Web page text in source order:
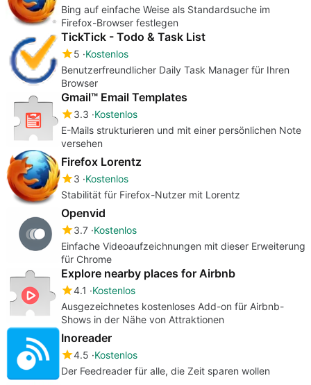
Bing auf einfache Weise als Standardsuche im
Firefox-Browser festlegen
TickTick - Todo & Task List
5 Kostenlos
Benutzerfreundlicher Daily Task Manager für Ihren
Browser
Gmail™ Email Templates
3.3 Kostenlos
E-Mails strukturieren und mit einer persönlichen Note
versehen
Firefox Lorentz
3 Kostenlos
Stabilität für Firefox-Nutzer mit Lorentz
Openvid
3.7 Kostenlos
Einfache Videoaufzeichnungen mit dieser Erweiterung
für Chrome
Explore nearby places for Airbnb
4.1
Kostenlos
Ausgezeichnetes kostenloses Add-on für Airbnb-
Shows in der Nähe von Attraktionen
Inoreader
4.5 Kostenlos
Der Feedreader für alle, die Zeit sparen wollen